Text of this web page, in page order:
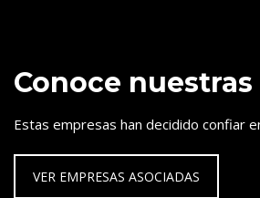
Conoce
Estas empresas han decidido confiar
VER EMPRESAS ASOCIADAS